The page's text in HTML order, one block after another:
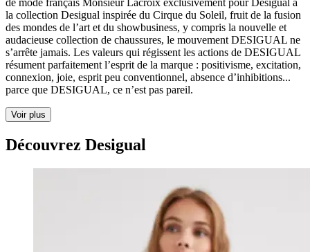
de mode français Monsieur Lacroix exclusivement pour Desigual à
la collection Desigual inspirée du Cirque du Soleil, fruit de la fusion
des mondes de l’art et du showbusiness, y compris la nouvelle et
audacieuse collection de chaussures, le mouvement DESIGUAL ne
s’arrête jamais. Les valeurs qui régissent les actions de DESIGUAL
résument parfaitement l’esprit de la marque : positivisme, excitation,
connexion, joie, esprit peu conventionnel, absence d’inhibitions...
parce que DESIGUAL, ce n’est pas pareil.
Voir plus
Découvrez Desigual